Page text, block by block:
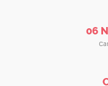
06